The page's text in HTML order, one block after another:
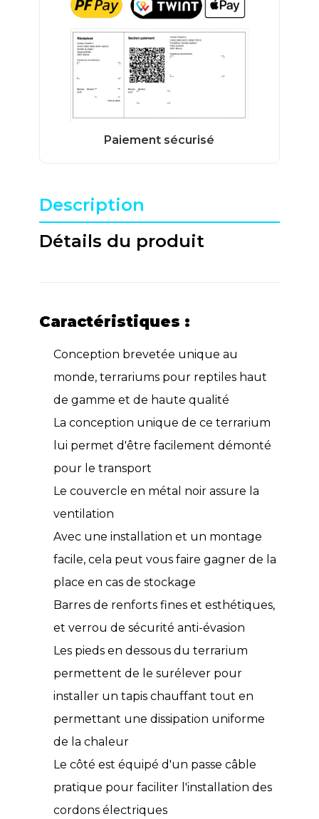
Description
Détails du produit
Caractéristiques :
Conception brevetée unique au
monde, terrariums pour reptiles haut
de gamme et de haute qualité
La conception unique de ce terrarium
lui permet d'être facilement démonté
pour le transport
Le couvercle en métal noir assure la
ventilation
Avec une installation et un montage
facile, cela peut vous faire gagner de la
place en cas de stockage
Barres de renforts fines et esthétiques,
et verrou de sécurité anti-évasion
Les pieds en dessous du terrarium
permettent de le surélever pour
installer un tapis chauffant tout en
permettant une dissipation uniforme
de la chaleur
Le côté est équipé d'un passe câble
pratique pour faciliter l'installation des
cordons électriques